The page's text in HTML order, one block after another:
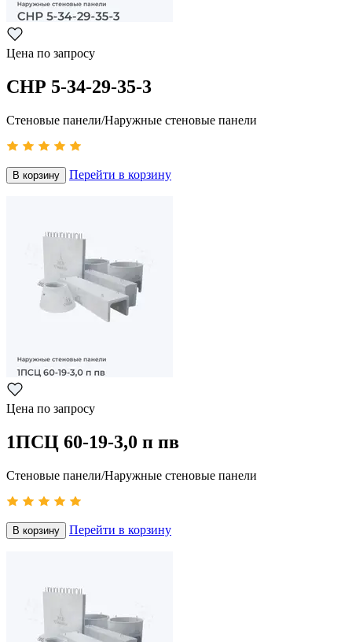
Цена по запросу
СНР 5-34-29-35-3
Стеновые панели/Наружные стеновые панели
В корзину Перейти в корзину
Цена по запросу
1ПСЦ 60-19-3,0 п пв
Стеновые панели/Наружные стеновые панели
В корзину Перейти в корзину